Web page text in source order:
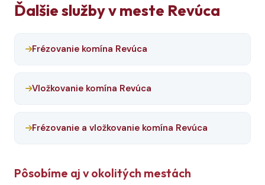
Ďalšie služby v meste Revúca
Frézovanie komína Revúca
Vložkovanie komína Revúca
Frézovanie a vložkovanie komína Revúca
Pôsobíme aj v okolitých mestách